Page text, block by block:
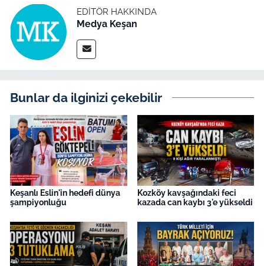
EDITÖR HAKKINDA
Medya Keşan
Bunlar da ilginizi çekebilir
Keşanlı Eslin'in hedefi dünya
şampiyonluğu
Kozköy kavşağındaki feci
kazada can kaybı 3'e yükseldi